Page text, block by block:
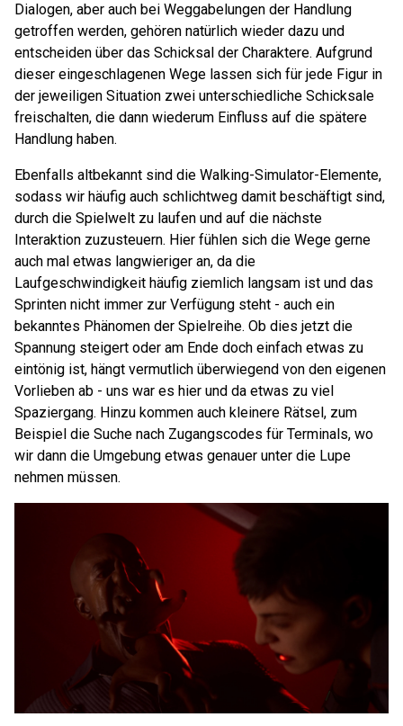
Dialogen, aber auch bei Weggabelungen der Handlung
getroffen werden, gehören natürlich wieder dazu und
entscheiden über das Schicksal der Charaktere. Aufgrund
dieser eingeschlagenen Wege lassen sich für jede Figur in
der jeweiligen Situation zwei unterschiedliche Schicksale
freischalten, die dann wiederum Einfluss auf die spätere
Handlung haben.
Ebenfalls altbekannt sind die Walking-Simulator-Elemente,
sodass wir häufig auch schlichtweg damit beschäftigt sind,
durch die Spielwelt zu laufen und auf die nächste
Interaktion zuzusteuern. Hier fühlen sich die Wege gerne
auch mal etwas langwieriger an, da die
Laufgeschwindigkeit häufig ziemlich langsam ist und das
Sprinten nicht immer zur Verfügung steht - auch ein
bekanntes Phänomen der Spielreihe. Ob dies jetzt die
Spannung steigert oder am Ende doch einfach etwas zu
eintönig ist, hängt vermutlich überwiegend von den eigenen
Vorlieben ab - uns war es hier und da etwas zu viel
Spaziergang. Hinzu kommen auch kleinere Rätsel, zum
Beispiel die Suche nach Zugangscodes für Terminals, wo
wir dann die Umgebung etwas genauer unter die Lupe
nehmen müssen.